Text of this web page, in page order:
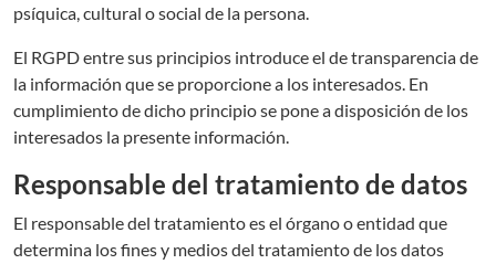
psíquica, cultural o social de la persona.
El RGPD entre sus principios introduce el de transparencia de
la información que se proporcione a los interesados. En
cumplimiento de dicho principio se pone a disposición de los
interesados la presente información.
Responsable del tratamiento de datos
El responsable del tratamiento es el órgano o entidad que
determina los fines y medios del tratamiento de los datos